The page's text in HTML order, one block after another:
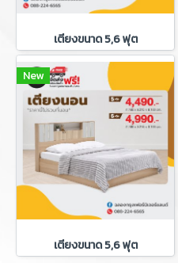
เตียงขนาด 5,6 ฟุต
New
เตียงขนาด 5,6 ฟุต